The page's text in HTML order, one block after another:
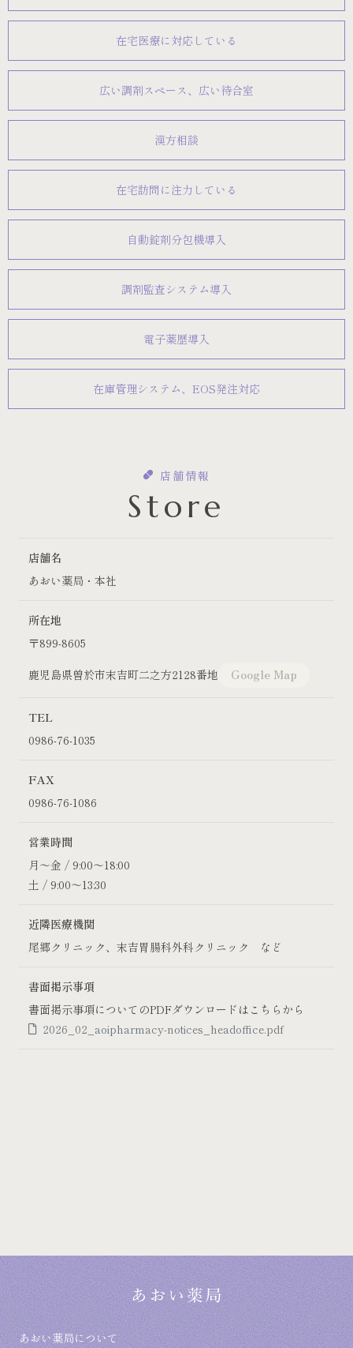
在宅医療に対応している
広い調剤スペース、広い待合室
漢方相談
在宅訪問に注力している
自動錠剤分包機導入
調剤監査システム導入
電子薬歴導入
在庫管理システム、EOS発注対応
店舗情報
Store
店舗名
あおい薬局・本社
所在地
〒899-8605
鹿児島県曽於市末吉町二之方2128番地
Google Map
TEL
0986-76-1035
FAX
0986-76-1086
営業時間
月～金 / 9:00～18:00
土 / 9:00～13:30
近隣医療機関
尾郷クリニック、末吉胃腸科外科クリニック など
書面掲示事項
書面掲示事項についてのPDFダウンロードはこちらから
2026_02_aoipharmacy-notices_headoffice.pdf
あおい薬局について